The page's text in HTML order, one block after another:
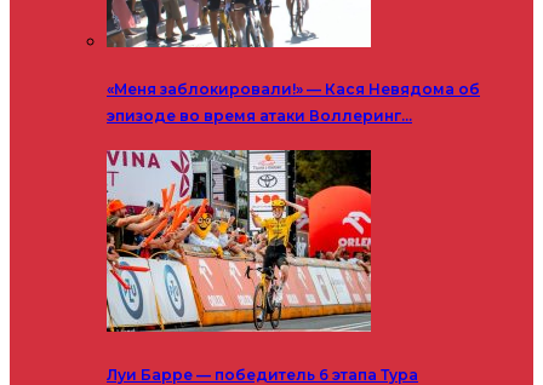
«Меня заблокировали!» — Кася Невядома об
эпизоде во время атаки Воллеринг…
Луи Барре — победитель 6 этапа Тура